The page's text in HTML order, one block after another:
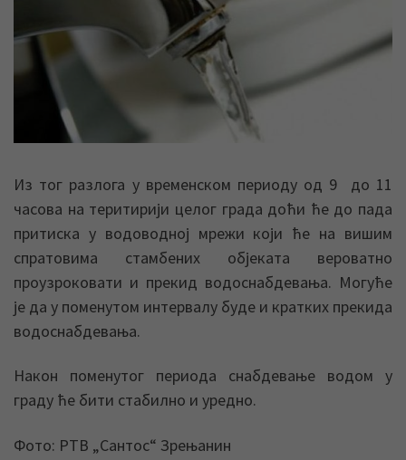
Из тог разлога у временском периоду од 9 до 11
часова на теритирији целог града доћи ће до пада
притиска у водоводној мрежи који ће на вишим
спратовима стамбених објеката вероватно
проузроковати и прекид водоснабдевања. Могуће
је да у поменутом интервалу буде и кратких прекида
водоснабдевања.
Након поменутог периода снабдевање водом у
граду ће бити стабилно и уредно.
Фото: РТВ „Сантос“ Зрењанин